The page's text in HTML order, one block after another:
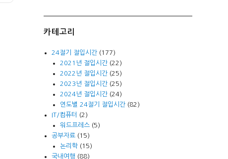
카테고리
24절기 절입시간 (177)
2021년 절입시간(22)
2022년 절입시간(25)
2023년 절입시간(25)
2024년 절입시간(24)
연도별 24절기 절입시간(82)
IT/컴퓨터
(2)
워드프레스(5)
공부자료 (15)
논리학(15)
국내여행 (88)